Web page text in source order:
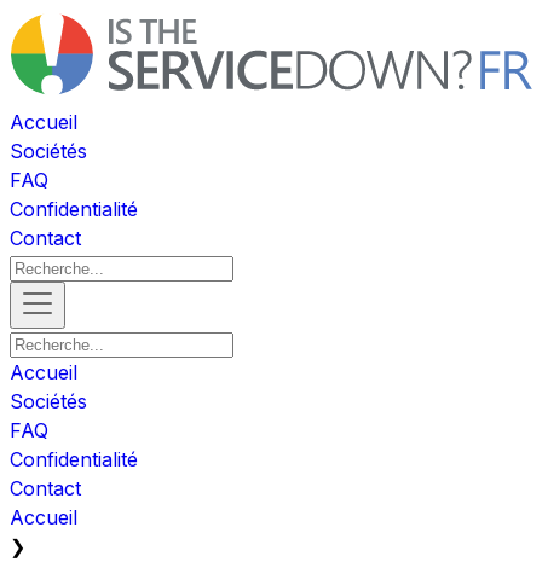
Accueil
Sociétés
FAQ
Confidentialité
Contact
Accueil
Sociétés
FAQ
Confidentialité
Contact
Accueil
❯